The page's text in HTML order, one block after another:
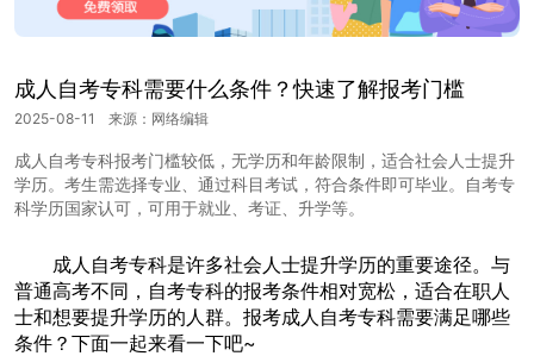
成人自考专科需要什么条件？快速了解报考门槛
2025-08-11 来源：网络编辑
成人自考专科报考门槛较低，无学历和年龄限制，适合社会人士提升
学历。考生需选择专业、通过科目考试，符合条件即可毕业。自考专
科学历国家认可，可用于就业、考证、升学等。
成人自考专科是许多社会人士提升学历的重要途径。与
普通高考不同，自考专科的报考条件相对宽松，适合在职人
士和想要提升学历的人群。报考成人自考专科需要满足哪些
条件？下面一起来看一下吧~